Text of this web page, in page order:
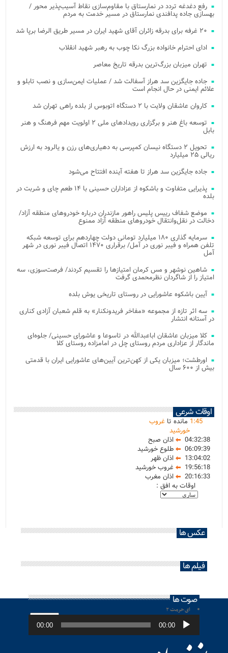
رفع دغدغه تردد در نمارستاق با مقاوم‌سازی نقاط آسیب‌پذیر محور /
بهسازی جاده پدافندی نمارستاق در مسیر خدمت به مردم
۲۰ غرفه برای بدرقه زائران آقای شهید ایران در مسیر طریق الرضا برپا شد
ادای احترام خانواده بزرگ نکا چوب به رهبر شهید انقلاب
تهران میزبان بزرگ‌ترین بدرقه تاریخ معاصر
جاده جایگزین سد هراز آسفالت شد / عملیات ایمن‌سازی و نصب تابلو و
علائم ایمنی در حال انجام است
کاروان عاشقان ولایت با ۲ دستگاه اتوبوس از بلده راهی تهران شد
توسعه باغ هنر و برگزاری رویدادهای ملی ۲ اولویت مهم فرهنگ و هنر
بابل
تحویل ۲ دستگاه نیسان کمپرسی به دهیاری‌های رزن و یالرود به ارزش
ریالی ۲۵ میلیارد
جاده جایگزین سد هراز تا هفته آینده افتتاح می‌شود
پذیرایی متفاوت و باشکوه از عزاداران حسینی با ۱۴ طعم چای و شربت در
بلده
موضع شفاف رییس پلیس راهور مازندران درباره خودروهای منطقه آزاد/
دخالت در نقل‌وانتقال خودروهای منطقه آزاد ممنوع
سرمایه گذاری ۱۸۰ میلیارد تومانی دولت چهاردهم برای توسعه شبکه
تلفن همراه و فیبر نوری در آمل/ برقراری ۱۴۷۰ اتصال فیبر نوری در شهر
آمل
شاهین نوشهر و مس کرمان امتیازها را تقسیم کردند/ فرصت‌سوزی، سه
امتیاز را از شاگردان نظرمحمدی گرفت
آیین باشکوه عاشورایی در روستای تاریخی یوش بلده
سه اثر تازه از مجموعه «مفاخر فریدونکنار» به قلم شعبان آزادی کناری
در آستانه انتشار
کلا میزبان عاشقان اباعبدالله در تاسوعا و عاشورای حسینی/ جلوه‌ای
ماندگار از عزاداری مردم روستای چل در امامزاده روستای کلا
اورطشت؛ میزبان یکی از کهن‌ترین آیین‌های عاشورایی ایران با قدمتی
بیش از ۶۰۰ سال
اوقات شرعی
1:45 مانده تاغروب
خورشید
04:32:38
اذان صبح
06:09:39
طلوع خورشید
13:04:02
اذان ظهر
19:56:18
غروب خورشید
20:16:33
اذان مغرب
اوقات به افق :
عکس ها
فیلم ها
صوت ها
ای حرمت ۲
پخش‌کننده
صوت 00:00
00:00